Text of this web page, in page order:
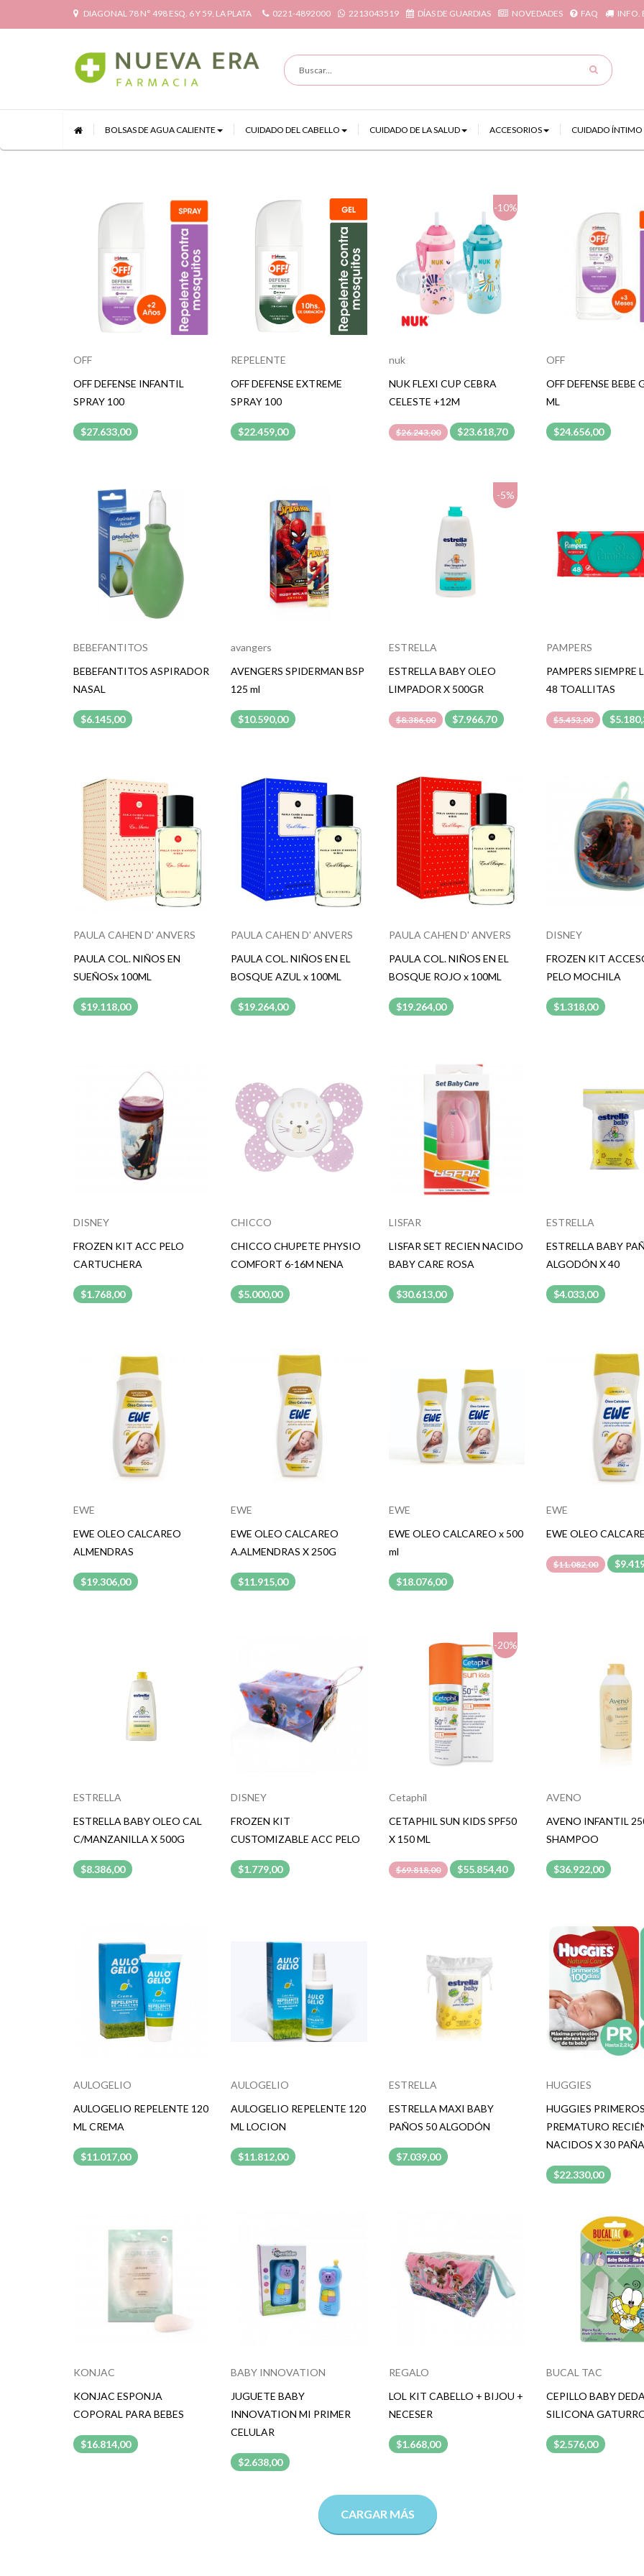
DIAGONAL 78 N° 498 ESQ. 6 Y 59, LA PLATA 0221-4892000 2213043519 DÍAS DE GUARDIAS NOVEDADES FAQ INFO.
BOLSAS DE AGUA CALIENTE CUIDADO DEL CABELLO CUIDADO DE LA SALUD ACCESORIOS CUIDADO ÍNTIMO
OFF
OFF DEFENSE INFANTIL
SPRAY 100
$27.633,00
REPELENTE
OFF DEFENSE EXTREME
SPRAY 100
$22.459,00
-10%
nuk
NUK FLEXI CUP CEBRA
CELESTE +12M
$26.243,00 $23.618,70
OFF
OFF DEFENSE BEBE
ML
$24.656,00
BEBEFANTITOS
BEBEFANTITOS ASPIRADOR
NASAL
$6.145,00
avangers
AVENGERS SPIDERMAN BSP
125 ml
$10.590,00
-5%
ESTRELLA
ESTRELLA BABY OLEO
LIMPADOR X 500GR
$8.386,00 $7.966,70
PAMPERS
PAMPERS SIEMPRE
48 TOALLITAS
$5.453,00
PAULA CAHEN D' ANVERS
PAULA COL. NIÑOS EN
SUEÑOSx 100ML
$19.118,00
PAULA CAHEN D' ANVERS
PAULA COL. NIÑOS EN EL
BOSQUE AZUL x 100ML
$19.264,00
PAULA CAHEN D' ANVERS
PAULA COL. NIÑOS EN EL
BOSQUE ROJO x 100ML
$19.264,00
DISNEY
FROZEN KIT
PELO MOCHILA
$1.318,00
DISNEY
FROZEN KIT ACC PELO
CARTUCHERA
$1.768,00
CHICCO
CHICCO CHUPETE PHYSIO
COMFORT 6-16M NENA
$5.000,00
LISFAR
LISFAR SET RECIEN NACIDO
BABY CARE ROSA
$30.613,00
ESTRELLA
ESTRELLA BABY
ALGODÓN X 40
$4.033,00
EWE
EWE OLEO CALCAREO
ALMENDRAS
$19.306,00
EWE
EWE OLEO CALCAREO
A.ALMENDRAS X 250G
$11.915,00
EWE
EWE OLEO CALCAREO x 500
ml
$18.076,00
EWE
EWE OLEO
$11.082,00
ESTRELLA
ESTRELLA BABY OLEO CAL
C/MANZANILLA X 500G
$8.386,00
DISNEY
FROZEN KIT
CUSTOMIZABLE ACC PELO
$1.779,00
-20%
Cetaphil
CETAPHIL SUN KIDS SPF50
X 150 ML
$69.818,00 $55.854,40
AVENO
AVENO INFANTIL
SHAMPOO
$36.922,00
AULOGELIO
AULOGELIO REPELENTE 120
ML CREMA
$11.017,00
AULOGELIO
AULOGELIO REPELENTE 120
ML LOCION
$11.812,00
ESTRELLA
ESTRELLA MAXI BABY
PAÑOS 50 ALGODÓN
$7.039,00
HUGGIES
HUGGIES PRIMEROS
PREMATURO
NACIDOS X 30
$22.330,00
KONJAC
KONJAC ESPONJA
COPORAL PARA BEBES
$16.814,00
BABY INNOVATION
JUGUETE BABY
INNOVATION MI PRIMER
CELULAR
$2.638,00
REGALO
LOL KIT CABELLO + BIJOU +
NECESER
$1.668,00
BUCAL TAC
CEPILLO BABY
SILICONA
$2.576,00
CARGAR MÁS